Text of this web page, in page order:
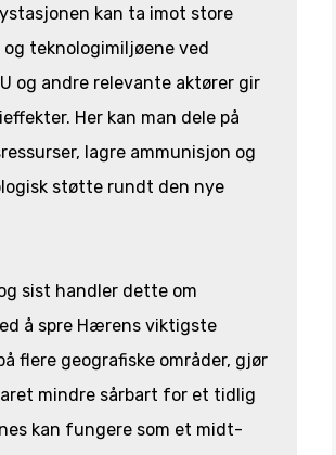
kan ta imot store
teknologimiljøene ved
og andre relevante aktører gir
Her kan man dele på
lagre ammunisjon og
støtte rundt den nye
sist handler dette om
å spre Hærens viktigste
flere geografiske områder, gjør
mindre sårbart for et tidlig
kan fungere som et midt-